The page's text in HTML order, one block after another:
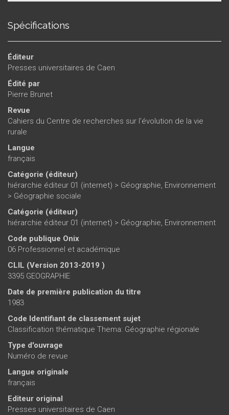
Spécifications
Éditeur
Presses universitaires de Caen
Édité par
Pierre Brunet
Revue
Cahiers du Centre de recherches sur l'évolution de la vie
rurale
Langue
français
Catégorie (éditeur)
hiérarchie éditeur 01 (internet) > Géographie, Environnement
> Géographie sociale
Catégorie (éditeur)
hiérarchie éditeur 01 (internet) > Géographie, Environnement
Code publique Onix
06 Professionnel et académique
CLIL (Version 2013-2019 )
3395 GEOGRAPHIE
Date de première publication du titre
1983
Code Identifiant de classement sujet
Classification thématique Thema: Géographie régionale
Type d'ouvrage
Numéro de revue
Langue originale
français
Editeur original
Presses universitaires de Caen